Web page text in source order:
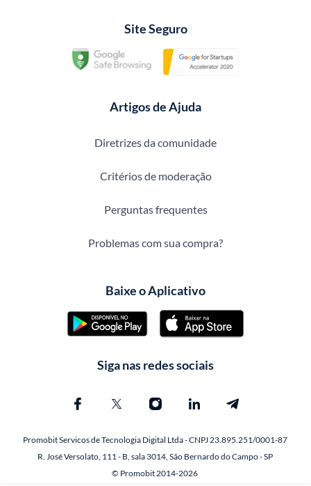
Site Seguro
Artigos de Ajuda
Diretrizes da comunidade
Critérios de moderação
Perguntas frequentes
Problemas com sua compra?
Baixe o Aplicativo
Siga nas redes sociais
Promobit Servicos de Tecnologia Digital Ltda - CNPJ 23.895.251/0001-87
R. José Versolato, 111 - B, sala 3014, São Bernardo do Campo - SP
© Promobit 2014-2026